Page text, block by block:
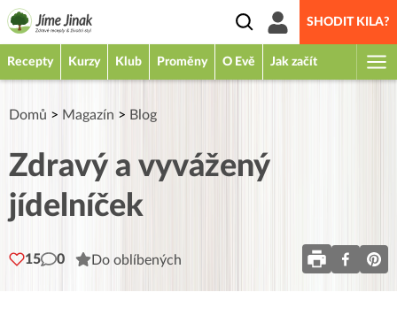
SHODIT KILA?
Recepty Kurzy Klub Proměny O Evě Jak začít
Domů > Magazín > Blog
Zdravý a vyvážený
jídelníček
15 0 Do oblíbených